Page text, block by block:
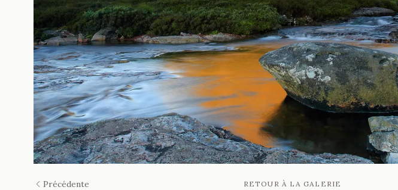
Précédente RETOUR À LA GALERIE